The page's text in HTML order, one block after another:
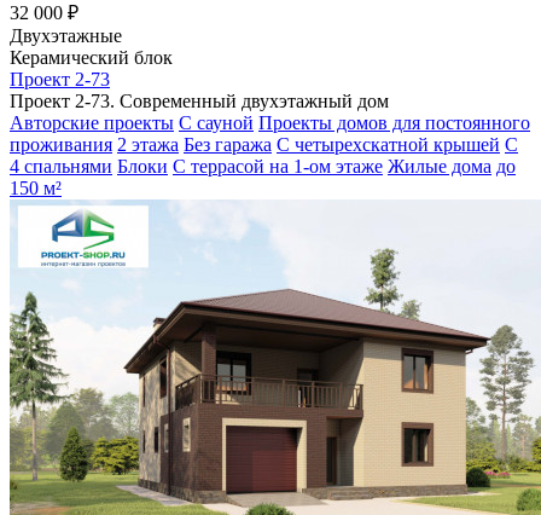
32 000 ₽
Двухэтажные
Керамический блок
Проект 2-73
Проект 2-73. Современный двухэтажный дом
Авторские проекты С сауной Проекты домов для постоянного
проживания 2 этажа Без гаража С четырехскатной крышей С
4 спальнями Блоки С террасой на 1-ом этаже Жилые дома до
150 м²